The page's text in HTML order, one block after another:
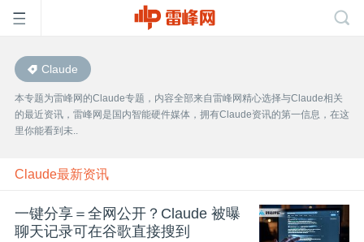
首
页
雷
峰
Claude
本专题为雷峰网的Claude专题，内容全部来自雷峰网精心选择与Claude相关
的最近资讯，雷峰网是国内智能硬件媒体，拥有Claude资讯的第一信息，在这
里你能看到未..
Claude最新资讯
一键分享＝全网公开？Claude 被曝
聊天记录可在谷歌直接搜到